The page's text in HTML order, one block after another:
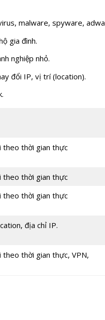
malware, spyware,
gia đình.
nghiệp nhỏ.
đổi IP, vị trí (location).
theo thời gian thực
theo thời gian thực
theo thời gian thực
địa chỉ IP.
theo thời gian thực, VPN,